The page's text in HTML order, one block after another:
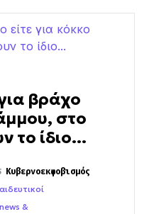
βράχο
στο
το ίδιο...
Κυβερνοεκφοβισμός
&